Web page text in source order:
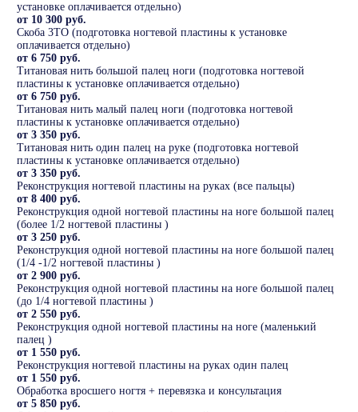
установке оплачивается отдельно)
от 10 300 руб.
Скоба 3ТО (подготовка ногтевой пластины к установке
оплачивается отдельно)
от 6 750 руб.
Титановая нить большой палец ноги (подготовка ногтевой
пластины к установке оплачивается отдельно)
от 6 750 руб.
Титановая нить малый палец ноги (подготовка ногтевой
пластины к установке оплачивается отдельно)
от 3 350 руб.
Титановая нить один палец на руке (подготовка ногтевой
пластины к установке оплачивается отдельно)
от 3 350 руб.
Реконструкция ногтевой пластины на руках (все пальцы)
от 8 400 руб.
Реконструкция одной ногтевой пластины на ноге большой палец
(более 1/2 ногтевой пластины )
от 3 250 руб.
Реконструкция одной ногтевой пластины на ноге большой палец
(1/4 -1/2 ногтевой пластины )
от 2 900 руб.
Реконструкция одной ногтевой пластины на ноге большой палец
(до 1/4 ногтевой пластины )
от 2 550 руб.
Реконструкция одной ногтевой пластины на ноге (маленький
палец )
от 1 550 руб.
Реконструкция ногтевой пластины на руках один палец
от 1 550 руб.
Обработка вросшего ногтя + перевязка и консультация
от 5 850 руб.